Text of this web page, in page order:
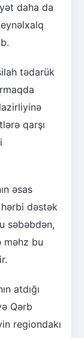
daha da
tədarük
qarşı
əsas
dəstək
səbəbdən,
məhz bu
atdığı
Qərb
regiondakı